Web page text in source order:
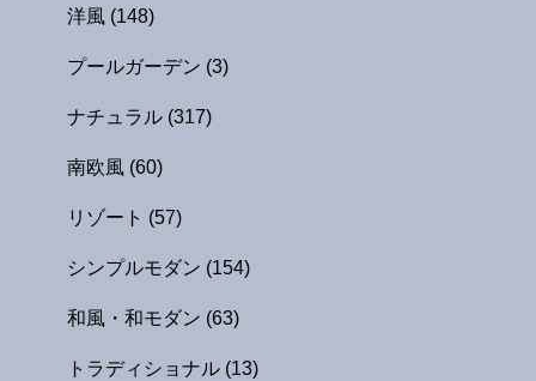
洋風 (148)
プールガーデン (3)
ナチュラル (317)
南欧風 (60)
リゾート (57)
シンプルモダン (154)
和風・和モダン (63)
トラディショナル (13)